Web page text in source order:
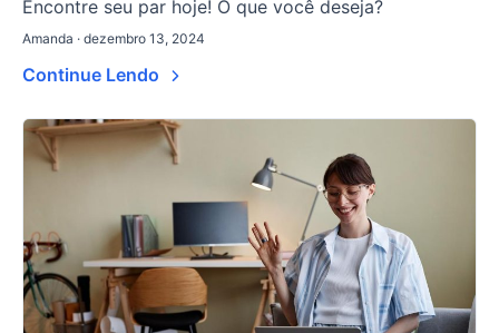
Encontre seu par hoje! O que você deseja?
Amanda · dezembro 13, 2024
Continue Lendo